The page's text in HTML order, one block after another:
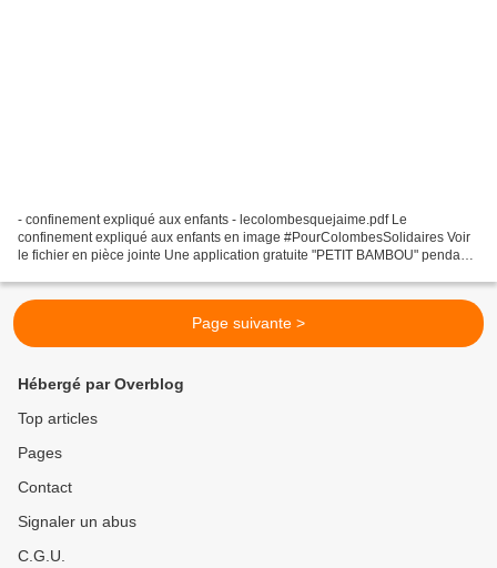
- confinement expliqué aux enfants - lecolombesquejaime.pdf Le
confinement expliqué aux enfants en image #PourColombesSolidaires Voir
le fichier en pièce jointe Une application gratuite "PETIT BAMBOU" pendant
Page suivante >
Hébergé par Overblog
Top articles
Pages
Contact
Signaler un abus
C.G.U.